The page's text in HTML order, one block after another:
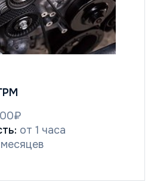
от 1 часа